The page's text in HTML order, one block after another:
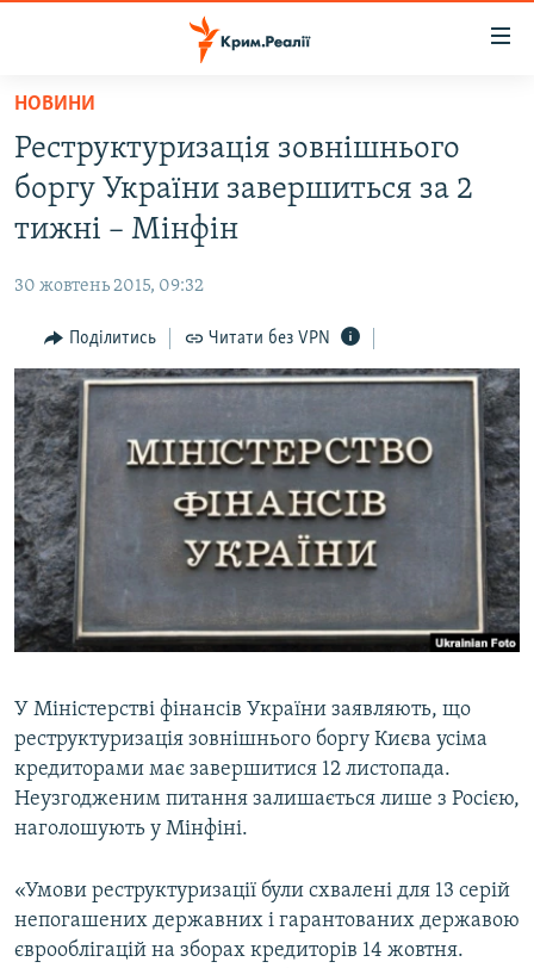
Перейти
основного
матеріалу
Перейти
до
основної
Перейти
до
пошуку
ВОДА.КРИМ
ВІДЕО ТА ФОТО
БЛОГИ
ПОГЛЯД
ІНТЕРВ'Ю
ВСЕ ЗА ДЕНЬ
СПЕЦПРОЕКТИ
ДЕПОРТАЦІЯ
ВІДЕОУРОКИ «ELIFBE»
СВІДЧЕННЯ ОКУПАЦІЇ
УКРАЇНСЬКА ПРОБЛЕМА КРИМУ
ЯК ОБІЙТИ БЛОКУВАННЯ
Русский
Qırımtatar
Усі сайти RFE/RL
НОВИНИ
Реструктуризація зовнішнього
боргу України завершиться за 2
тижні – Мінфін
30 жовтень 2015, 09:32
Поділитись Читати без VPN
У Міністерстві фінансів України заявляють, що
реструктуризація зовнішнього боргу Києва усіма
кредиторами має завершитися 12 листопада.
Неузгодженим питання залишається лише з Росією,
наголошують у Мінфіні.
«Умови реструктуризації були схвалені для 13 серій
непогашених державних і гарантованих державою
єврооблігацій на зборах кредиторів 14 жовтня.